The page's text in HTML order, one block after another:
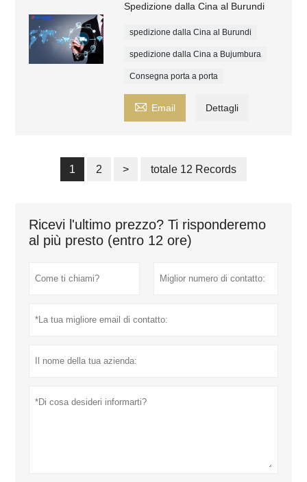
Spedizione dalla Cina al Burundi
spedizione dalla Cina al Burundi
spedizione dalla Cina a Bujumbura
Consegna porta a porta
 Email Dettagli
1 2 > totale 12 Records
Ricevi l'ultimo prezzo? Ti risponderemo
al più presto (entro 12 ore)